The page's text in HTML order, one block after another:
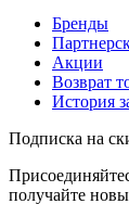
Бренды
Акции
Возврат
История
Подписка на
получайте